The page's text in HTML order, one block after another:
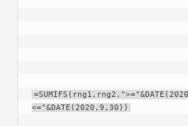
<="&DATE(2020,9,30))